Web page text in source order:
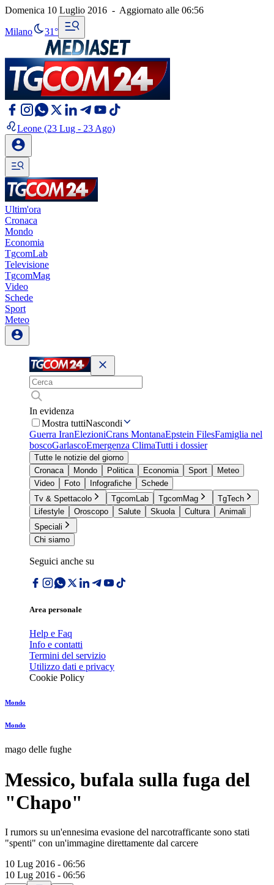
Domenica 10 Luglio 2016 - Aggiornato alle 06:56
Milano 31°
Leone (23 Lug - 23 Ago)
Ultim'ora
Cronaca
Mondo
Economia
TgcomLab
Televisione
TgcomMag
Video
Schede
Sport
Meteo
In evidenza
Mostra tuttiNascondi
Guerra IranElezioniCrans MontanaEpstein FilesFamiglia nel
boscoGarlascoEmergenza ClimaTutti i dossier
Tutte le notizie del giorno
Cronaca
Mondo Politica Economia Sport
Meteo
Video
Foto Infografiche
Schede
Tv & Spettacolo
TgcomLab TgcomMag
TgTech
Lifestyle
Oroscopo Salute Skuola Cultura
Animali
Speciali
Chi siamo
Seguici anche su
Area personale
Help e Faq
Info e contatti
Termini del servizio
Utilizzo dati e privacy
Cookie Policy
Mondo
Mondo
mago delle fughe
Messico, bufala sulla fuga del
"Chapo"
I rumors su un'ennesima evasione del narcotrafficante sono stati
"spenti" con un'immagine direttamente dal carcere
10 Lug 2016 - 06:56
10 Lug 2016 - 06:56